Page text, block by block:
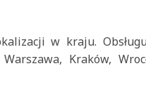
w kraju.
Kraków,